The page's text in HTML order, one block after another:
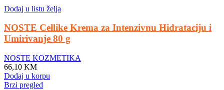
Dodaj u listu želja
NOSTE Cellike Krema za Intenzivnu Hidrataciju i
Umirivanje 80 g
NOSTE KOZMETIKA
66,10 KM
Dodaj u korpu
Brzi pregled